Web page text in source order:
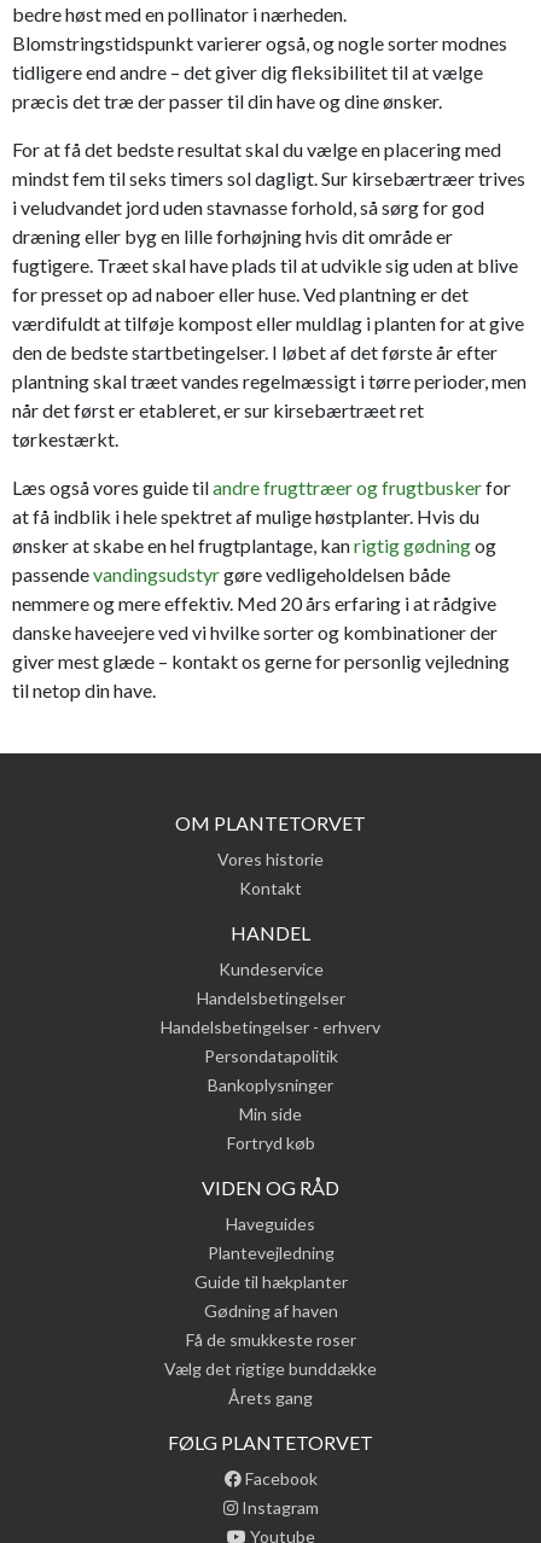
bedre høst med en pollinator i nærheden.
Blomstringstidspunkt varierer også, og nogle sorter modnes
tidligere end andre – det giver dig fleksibilitet til at vælge
præcis det træ der passer til din have og dine ønsker.
For at få det bedste resultat skal du vælge en placering med
mindst fem til seks timers sol dagligt. Sur kirsebærtræer trives
i veludvandet jord uden stavnasse forhold, så sørg for god
dræning eller byg en lille forhøjning hvis dit område er
fugtigere. Træet skal have plads til at udvikle sig uden at blive
for presset op ad naboer eller huse. Ved plantning er det
værdifuldt at tilføje kompost eller muldlag i planten for at give
den de bedste startbetingelser. I løbet af det første år efter
plantning skal træet vandes regelmæssigt i tørre perioder, men
når det først er etableret, er sur kirsebærtræet ret
tørkestærkt.
Læs også vores guide tilandre frugttræer og frugtbuskerfor
at få indblik i hele spektret af mulige høstplanter. Hvis du
ønsker at skabe en hel frugtplantage, kanrigtig gødningog
passendevandingsudstyrgøre vedligeholdelsen både
nemmere og mere effektiv. Med 20 års erfaring i at rådgive
danske haveejere ved vi hvilke sorter og kombinationer der
giver mest glæde – kontakt os gerne for personlig vejledning
til netop din have.
OM PLANTETORVET
Vores historie
Kontakt
HANDEL
Kundeservice
Handelsbetingelser
Handelsbetingelser - erhverv
Persondatapolitik
Bankoplysninger
Min side
Fortryd køb
VIDEN OG RÅD
Haveguides
Plantevejledning
Guide til hækplanter
Gødning af haven
Få de smukkeste roser
Vælg det rigtige bunddække
Årets gang
FØLG PLANTETORVET
Facebook
Instagram
Youtube